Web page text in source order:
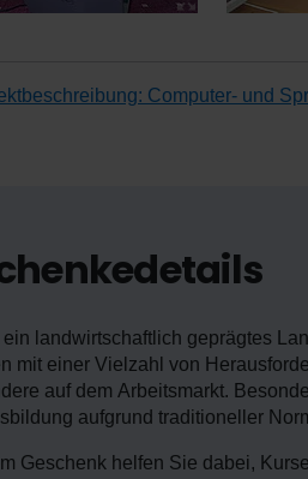
Computer- und
ein landwirtschaftlich geprägtes
mit einer Vielzahl von
auf dem Arbeitsmarkt.
aufgrund traditioneller
Geschenk helfen Sie dabei,